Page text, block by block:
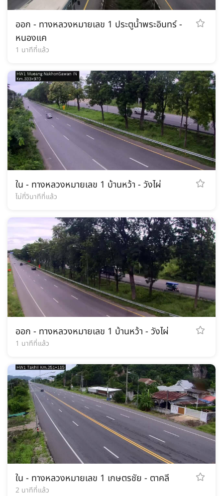
ออก - ทางหลวงหมายเลข 1 ประตูน้ำพระอินทร์ -
หนองแค
1 นาทีที่แล้ว
ใน - ทางหลวงหมายเลข 1 บ้านหว้า - วังไผ่
ไม่กี่วินาทีที่แล้ว
ออก - ทางหลวงหมายเลข 1 บ้านหว้า - วังไผ่
1 นาทีที่แล้ว
ใน - ทางหลวงหมายเลข 1 เกษตรชัย - ตาคลี
2 นาทีที่แล้ว